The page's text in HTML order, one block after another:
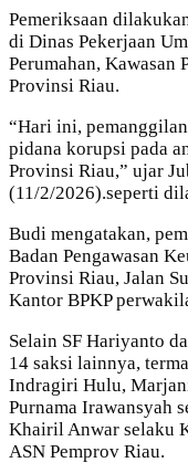
Pemeriksaan
di Dinas Pekerjaan
Perumahan, Kawasan
Provinsi Riau.
“Hari ini,
pidana korupsi pada
Provinsi Riau,” ujar
(11/2/2026).seperti
Budi mengatakan,
Badan Pengawasan
Provinsi Riau, Jalan
Kantor BPKP
Selain SF Hariyanto
14 saksi lainnya,
Indragiri Hulu,
Purnama Irawansyah
Khairil Anwar selaku
ASN Pemprov Riau.